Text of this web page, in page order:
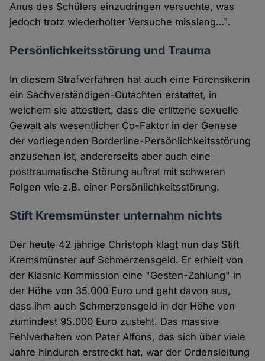
Anus des Schülers einzudringen versuchte, was
jedoch trotz wiederholter Versuche misslang…".
Persönlichkeitsstörung und Trauma
In diesem Strafverfahren hat auch eine Forensikerin
ein Sachverständigen-Gutachten erstattet, in
welchem sie attestiert, dass die erlittene sexuelle
Gewalt als wesentlicher Co-Faktor in der Genese
der vorliegenden Borderline-Persönlichkeitsstörung
anzusehen ist, andererseits aber auch eine
posttraumatische Störung auftrat mit schweren
Folgen wie z.B. einer Persönlichkeitsstörung.
Stift Kremsmünster unternahm nichts
Der heute 42 jährige Christoph klagt nun das Stift
Kremsmünster auf Schmerzensgeld. Er erhielt von
der Klasnic Kommission eine "Gesten-Zahlung" in
der Höhe von 35.000 Euro und geht davon aus,
dass ihm auch Schmerzensgeld in der Höhe von
zumindest 95.000 Euro zusteht. Das massive
Fehlverhalten von Pater Alfons, das sich über viele
Jahre hindurch erstreckt hat, war der Ordensleitung